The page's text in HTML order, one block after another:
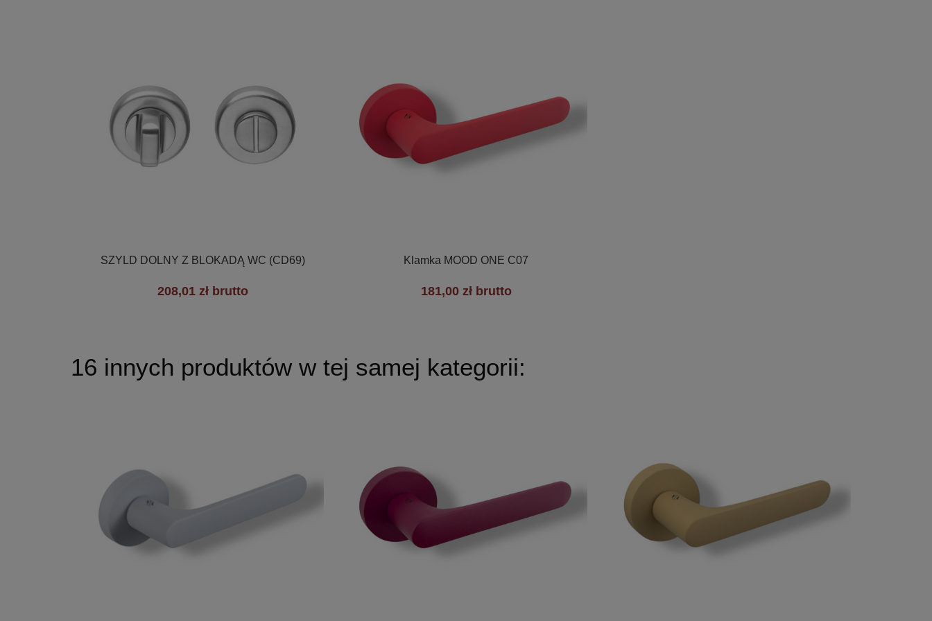
Szybki podgląd
SZYLD DOLNY Z BLOKADĄ WC (CD69)
208,01 zł brutto
Szybki podgląd
Klamka MOOD ONE C07
181,00 zł brutto
16 innych produktów w tej samej kategorii: